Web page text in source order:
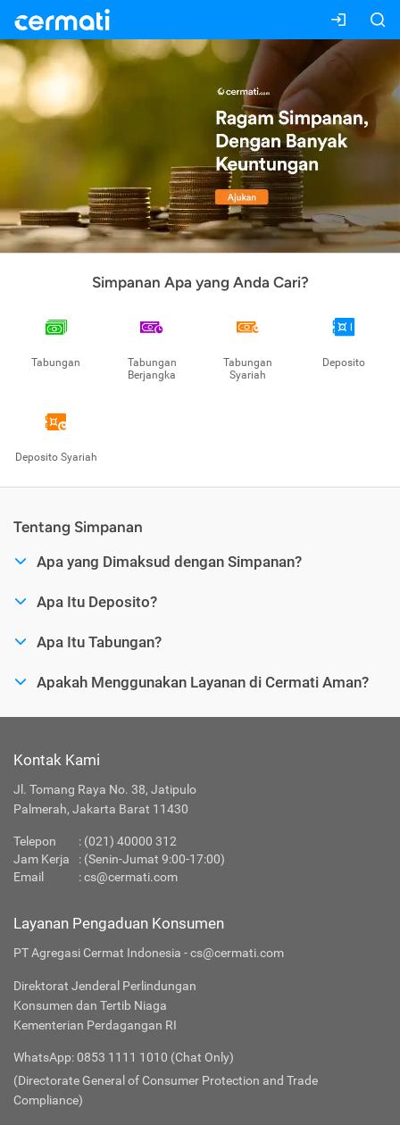
Simpanan Apa yang Anda Cari?
Tabungan
Tabungan
Berjangka
Tabungan
Syariah
Deposito
Deposito Syariah
Tentang Simpanan
Apa yang Dimaksud dengan Simpanan?
Apa Itu Deposito?
Apa Itu Tabungan?
Apakah Menggunakan Layanan di Cermati Aman?
Kontak Kami
Jl. Tomang Raya No. 38, Jatipulo
Palmerah, Jakarta Barat 11430
Telepon : (021) 40000 312
Jam Kerja
: (Senin-Jumat 9:00-17:00)
Email
:cs@cermati.com
Layanan Pengaduan Konsumen
PT Agregasi Cermat Indonesia - cs@cermati.com
Direktorat Jenderal Perlindungan
Konsumen dan Tertib Niaga
Kementerian Perdagangan RI
WhatsApp: 0853 1111 1010 (Chat Only)
(Directorate General of Consumer Protection and Trade
Compliance)